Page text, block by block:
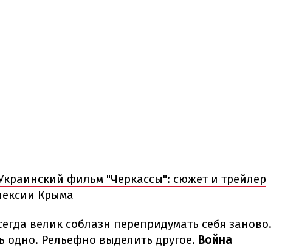
фильм "Черкассы": сюжет и трейлер
Крыма
велик соблазн перепридумать себя заново.
одно. Рельефно выделить другое. Война